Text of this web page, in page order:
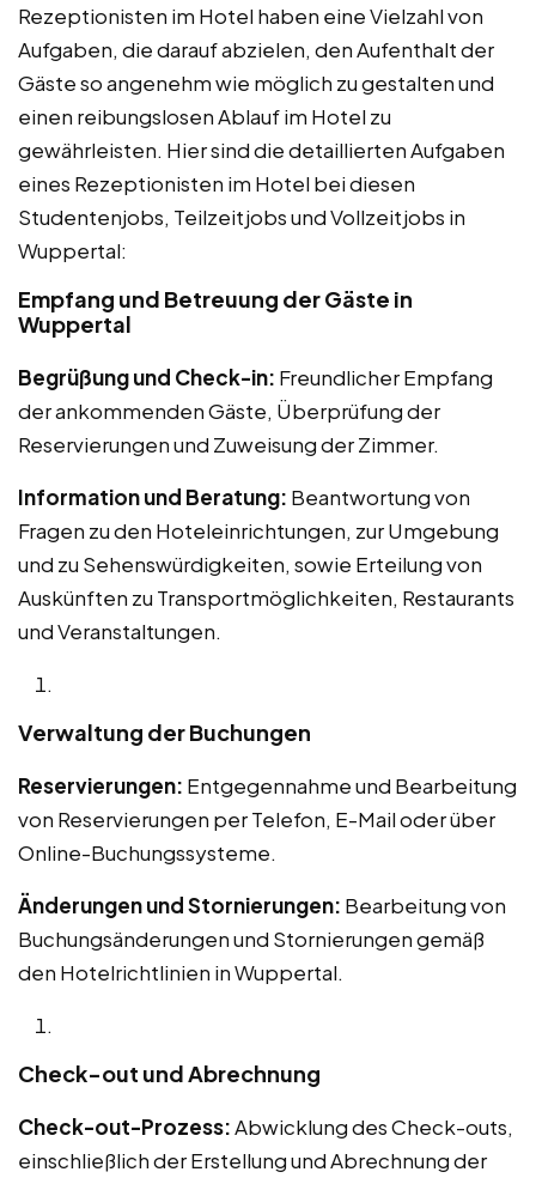
Rezeptionisten im Hotel haben eine Vielzahl von
Aufgaben, die darauf abzielen, den Aufenthalt der
Gäste so angenehm wie möglich zu gestalten und
einen reibungslosen Ablauf im Hotel zu
gewährleisten. Hier sind die detaillierten Aufgaben
eines Rezeptionisten im Hotel bei diesen
Studentenjobs, Teilzeitjobs und Vollzeitjobs in
Wuppertal:
Empfang und Betreuung der Gäste in
Wuppertal
Begrüßung und Check-in: Freundlicher Empfang
der ankommenden Gäste, Überprüfung der
Reservierungen und Zuweisung der Zimmer.
Information und Beratung: Beantwortung von
Fragen zu den Hoteleinrichtungen, zur Umgebung
und zu Sehenswürdigkeiten, sowie Erteilung von
Auskünften zu Transportmöglichkeiten, Restaurants
und Veranstaltungen.
Verwaltung der Buchungen
Reservierungen: Entgegennahme und Bearbeitung
von Reservierungen per Telefon, E-Mail oder über
Online-Buchungssysteme.
Änderungen und Stornierungen: Bearbeitung von
Buchungsänderungen und Stornierungen gemäß
den Hotelrichtlinien in Wuppertal.
Check-out und Abrechnung
Check-out-Prozess:Abwicklung des Check-outs,
einschließlich der Erstellung und Abrechnung der